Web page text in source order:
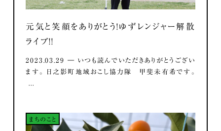
元気と笑顔をありがとう！ゆずレンジャー解散
ライブ！！
2023.03.29 ― いつも読んでいただきありがとうござい
ます。 日之影町地域おこし協力隊 甲斐未有希です。
...
まちのこと